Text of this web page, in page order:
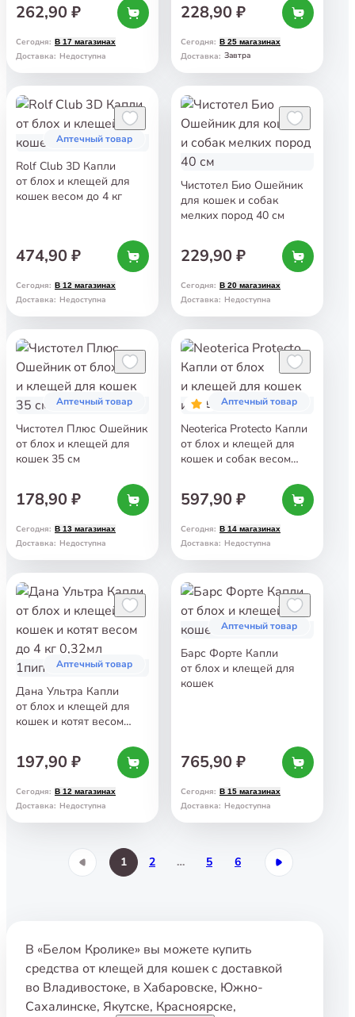
262,90 ₽
Сегодня: В 17 магазинах
Доставка: Недоступна
228,90 ₽
Сегодня: В 25 магазинах
Доставка: Завтра
Аптечный товар
Rolf Club 3D Капли
от блох и клещей для
кошек весом до 4 кг
474,90 ₽
Сегодня: В 12 магазинах
Доставка: Недоступна
Чистотел Био Ошейник
для кошек и собак
мелких пород 40 см
229,90 ₽
Сегодня: В 20 магазинах
Доставка: Недоступна
Аптечный товар
Чистотел Плюс Ошейник
от блох и клещей для
кошек 35 см
178,90 ₽
Сегодня: В 13 магазинах
Доставка: Недоступна
5 Аптечный товар
Neoterica Protecto Капли
от блох и клещей для
кошек и собак весом
597,90 ₽
Сегодня: В 14 магазинах
Доставка: Недоступна
Аптечный товар
Дана Ультра Капли
от блох и клещей для
кошек и котят весом
197,90 ₽
Сегодня: В 12 магазинах
Доставка: Недоступна
Аптечный товар
Барс Форте Капли
от блох и клещей для
кошек
765,90 ₽
Сегодня: В 15 магазинах
Доставка: Недоступна
1 2 … 5 6
В «Белом Кролике» вы можете купить
средства от клещей для кошек с доставкой
во Владивостоке, в Хабаровске, Южно-
Сахалинске, Якутске, Красноярске,